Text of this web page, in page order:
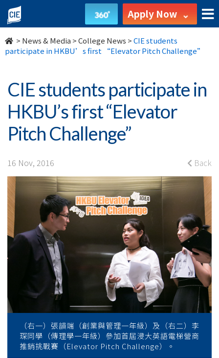
CIE
students
participate
HKBU’s
first
“Elevator
Pitch
Challenge”
College
News
College
of
International
Education
Apply Now
> News & Media >College News >CIE students
participate in HKBU’s first “Elevator Pitch Challenge”
CIE students participate in
HKBU’s first “Elevator
Pitch Challenge”
16 Nov, 2016 Back
（右一）張韻端（創業與管理一年級）及（右二）李
琛同學（傳理學一年級）參加首屆浸大英語電梯營商
推銷挑戰賽（Elevator Pitch Challenge）。